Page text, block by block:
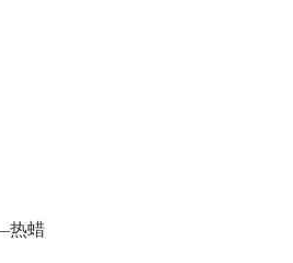
热蜡